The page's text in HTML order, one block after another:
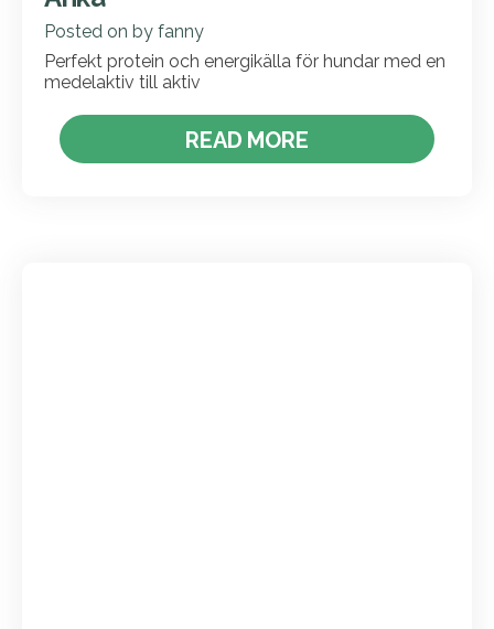
Posted on by fanny
Perfekt protein och energikälla för hundar med en
medelaktiv till aktiv
READ MORE